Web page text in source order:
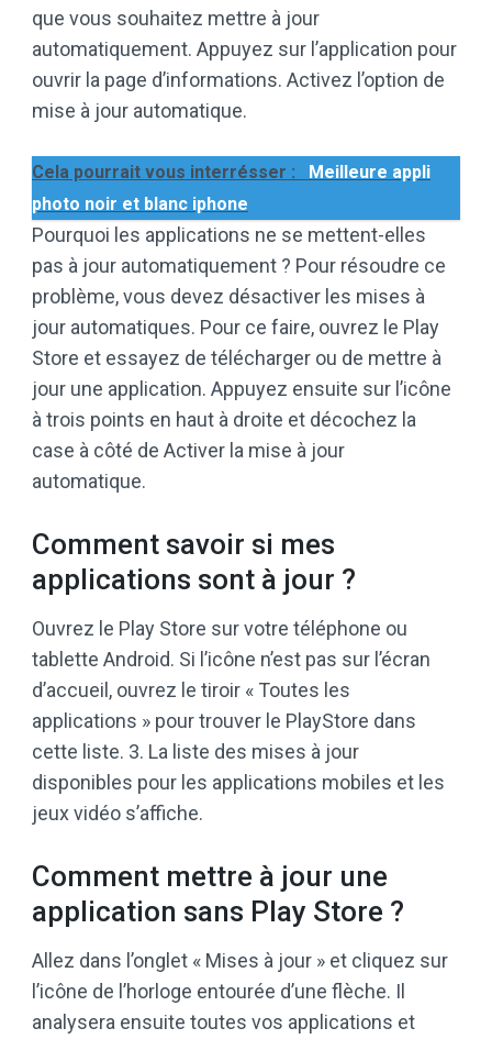
que vous souhaitez mettre à jour
automatiquement. Appuyez sur l’application pour
ouvrir la page d’informations. Activez l’option de
mise à jour automatique.
Cela pourrait vous interrésser :
Meilleure appli
photo noir et blanc iphone
Pourquoi les applications ne se mettent-elles
pas à jour automatiquement ? Pour résoudre ce
problème, vous devez désactiver les mises à
jour automatiques. Pour ce faire, ouvrez le Play
Store et essayez de télécharger ou de mettre à
jour une application. Appuyez ensuite sur l’icône
à trois points en haut à droite et décochez la
case à côté de Activer la mise à jour
automatique.
Comment savoir si mes
applications sont à jour ?
Ouvrez le Play Store sur votre téléphone ou
tablette Android. Si l’icône n’est pas sur l’écran
d’accueil, ouvrez le tiroir « Toutes les
applications » pour trouver le PlayStore dans
cette liste. 3. La liste des mises à jour
disponibles pour les applications mobiles et les
jeux vidéo s’affiche.
Comment mettre à jour une
application sans Play Store ?
Allez dans l’onglet « Mises à jour » et cliquez sur
l’icône de l’horloge entourée d’une flèche. Il
analysera ensuite toutes vos applications et